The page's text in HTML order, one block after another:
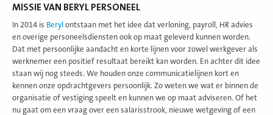
MISSIE VAN BERYL PERSONEEL
In 2014 is Beryl ontstaan met het idee dat verloning, payroll, HR advies
en overige personeelsdiensten ook op maat geleverd kunnen worden.
Dat met persoonlijke aandacht en korte lijnen voor zowel werkgever als
werknemer een positief resultaat bereikt kan worden. En achter dit idee
staan wij nog steeds. We houden onze communicatielijnen kort en
kennen onze opdrachtgevers persoonlijk. Zo weten we wat er binnen de
organisatie of vestiging speelt en kunnen we op maat adviseren. Of het
nu gaat om een vraag over een salarisstrook, nieuwe wetgeving of een